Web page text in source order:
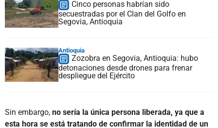
Cinco personas habrían sido
secuestradas por el Clan del Golfo en
Segovia, Antioquia
Antioquia
Zozobra en Segovia, Antioquia: hubo
detonaciones desde drones para frenar
despliegue del Ejército
Sin embargo, no sería la única persona liberada, ya que a
esta hora se está tratando de confirmar la identidad de un